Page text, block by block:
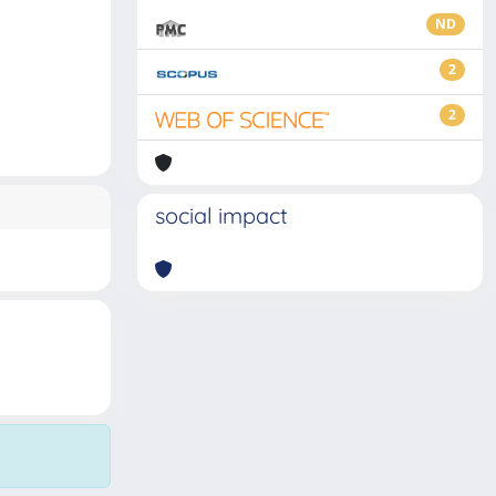
ND
2
2
social impact